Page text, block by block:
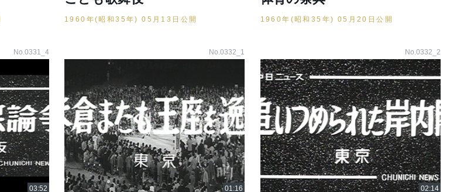
1960年(昭和35年) 05月13日公開 1960年(昭和35年) 05月20日公開
No.0331_4 No.0332_1 No.0332_2